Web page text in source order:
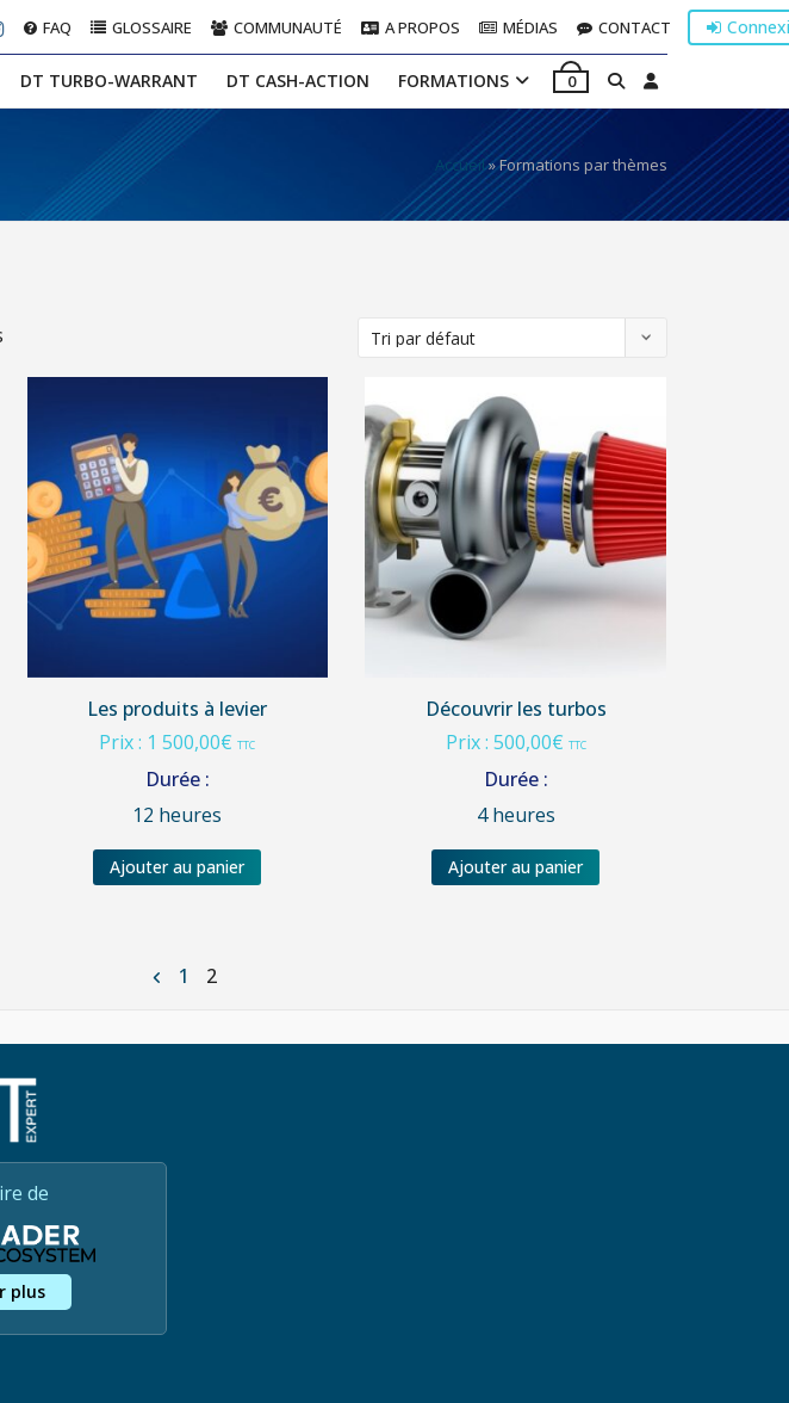
DT TURBO-WARRANT DT CASH-ACTION FORMATIONS 0
FAQ GLOSSAIRE COMMUNAUTÉ A PROPOS MÉDIAS CONTACT
Accueil»Formations par thèmes
Les produits à levier
Prix : 1 500,00€ TTC
Durée :
12 heures
Ajouter au panier
Découvrir les turbos
Prix : 500,00€ TTC
Durée :
4 heures
Ajouter au panier
1 2
de
plus